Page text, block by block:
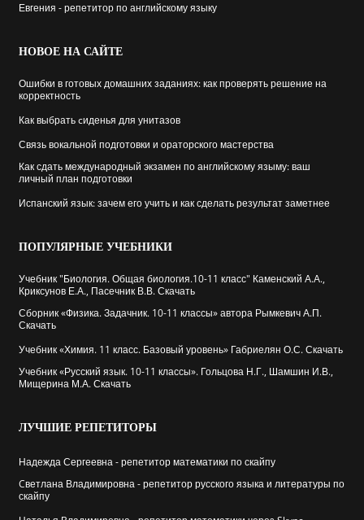
Евгения - репетитор по английскому языку
НОВОЕ НА САЙТЕ
Ошибки в готовых домашних заданиях: как проверять решение на
корректность
Как выбрать cиденья для унитазов
Связь вокальной подготовки и ораторского мастерства
Как сдать международный экзамен по английскому языму: ваш
личный план подготовки
Испанский язык: зачем его учить и как сделать результат заметнее
ПОПУЛЯРНЫЕ УЧЕБНИКИ
Учебник "Биология. Общая биология.10-11 класс" Каменский А.А.,
Криксунов Е.А., Пасечник В.В. Скачать
Сборник «Физика. Задачник. 10-11 классы» автора Рымкевич А.П.
Скачать
Учебник «Химия. 11 класс. Базовый уровень» Габриелян О.С. Скачать
Учебник «Русский язык. 10-11 классы». Гольцова Н.Г., Шамшин И.В.,
Мищерина М.А. Скачать
ЛУЧШИЕ РЕПЕТИТОРЫ
Надежда Сергеевна - репетитор математики по скайпу
Cветлана Владимировна - репетитор русского языка и литературы по
скайпу